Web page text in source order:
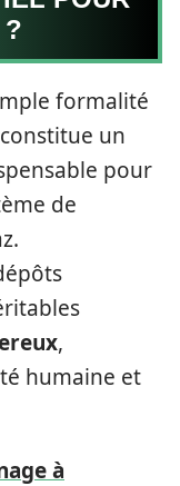
?
formalité
un
pour
de
,
humaine et
à